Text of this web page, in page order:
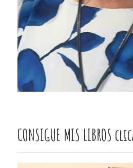
CONSIGUE MIS LIBROS